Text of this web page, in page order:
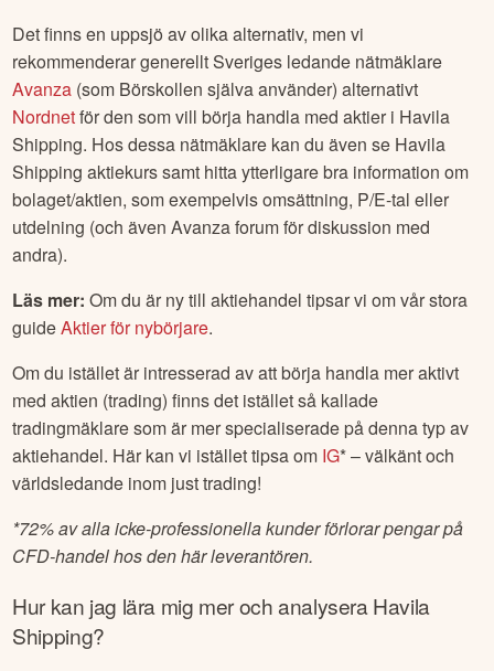
Det finns en uppsjö av olika alternativ, men vi
rekommenderar generellt Sveriges ledande nätmäklare
Avanza (som Börskollen själva använder) alternativt
Nordnetför den som vill börja handla med aktier i Havila
Shipping. Hos dessa nätmäklare kan du även se Havila
Shipping aktiekurs samt hitta ytterligare bra information om
bolaget/aktien, som exempelvis omsättning, P/E-tal eller
utdelning (och även Avanza forum för diskussion med
andra).
Läs mer: Om du är ny till aktiehandel tipsar vi om vår stora
guideAktier för nybörjare.
Om du istället är intresserad av att börja handla mer aktivt
med aktien (trading) finns det istället så kallade
tradingmäklare som är mer specialiserade på denna typ av
aktiehandel. Här kan vi istället tipsa om IG* – välkänt och
världsledande inom just trading!
*72% av alla icke-professionella kunder förlorar pengar på
CFD-handel hos den här leverantören.
Hur kan jag lära mig mer och analyseraHavila
Shipping?